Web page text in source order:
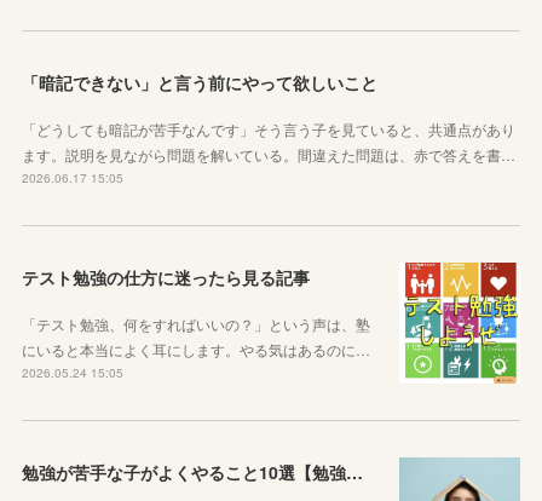
「暗記できない」と言う前にやって欲しいこと
「どうしても暗記が苦手なんです」そう言う子を見ていると、共通点があり
ます。説明を見ながら問題を解いている。間違えた問題は、赤で答えを書…
2026.06.17 15:05
テスト勉強の仕方に迷ったら見る記事
「テスト勉強、何をすればいいの？」という声は、塾
にいると本当によく耳にします。やる気はあるのに…
2026.05.24 15:05
勉強が苦手な子がよくやること10選【勉強苦手あるある】